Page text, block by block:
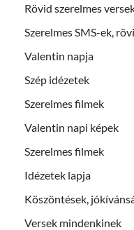
Rövid szerelmes
Szerelmes SMS-ek,
Valentin napja
Szép idézetek
Szerelmes filmek
Valentin napi képek
Szerelmes filmek
Idézetek lapja
Köszöntések,
Versek mindenkinek